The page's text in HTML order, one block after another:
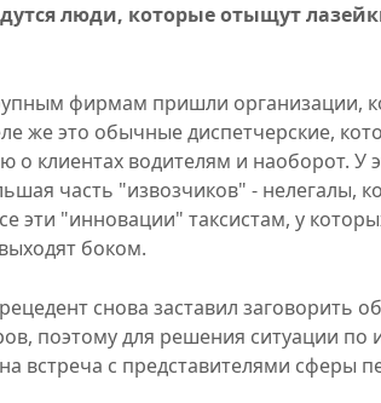
люди, которые отыщут
фирмам пришли организации,
же это обычные диспетчерские,
о клиентах водителям и наоборот. У
часть "извозчиков" - нелегалы,
эти "инновации" таксистам, у
боком.
снова заставил заговорить
поэтому для решения ситуации по
встреча с представителями сферы